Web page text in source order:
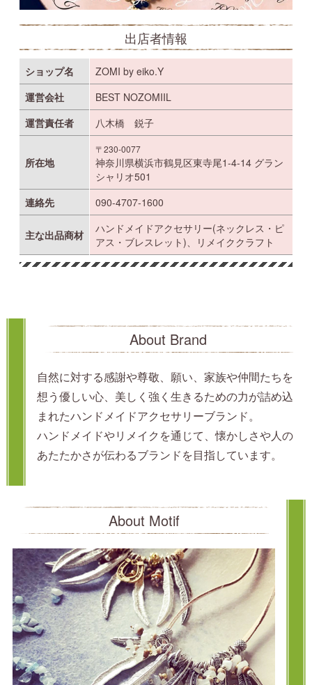
出店者情報
ショップ名
ZOMI by eiko.Y
運営会社
BEST NOZOMIIL
運営責任者
八木橋 鋭子
所在地
〒230-0077
神奈川県横浜市鶴見区東寺尾1-4-14 グラン
シャリオ501
連絡先
090-4707-1600
主な出品商材
ハンドメイドアクセサリー(ネックレス・ピ
アス・ブレスレット)、リメイククラフト
About Brand
自然に対する感謝や尊敬、願い、家族や仲間たちを
想う優しい心、美しく強く生きるための力が詰め込
まれたハンドメイドアクセサリーブランド。
ハンドメイドやリメイクを通じて、懐かしさや人の
あたたかさが伝わるブランドを目指しています。
About Motif